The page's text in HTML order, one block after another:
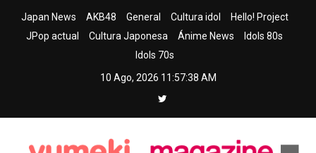
Japan News AKB48 General Cultura idol
Hello! Project
JPop actual
Cultura Japonesa Ánime News
Idols 80s
Idols 70s
10 Ago, 2026 11:57:39 AM